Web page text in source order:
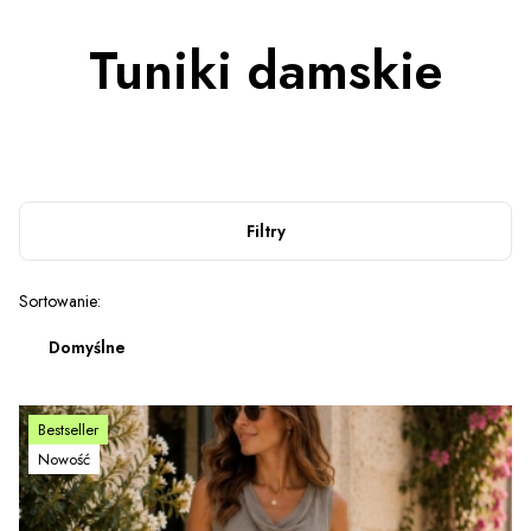
Tuniki damskie
Filtry
Lista produktów
Sortowanie:
Domyślne
Bestseller
Nowość